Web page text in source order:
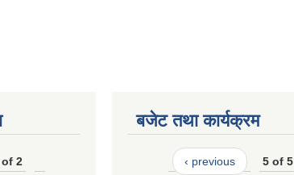
of 2
बजेट तथा कार्यक्रम
‹ previous 5 of 5